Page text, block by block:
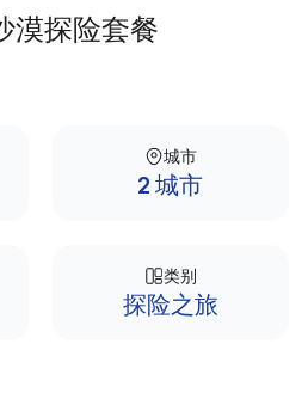
漠探险套餐
城市
2 城市
类别
探险之旅